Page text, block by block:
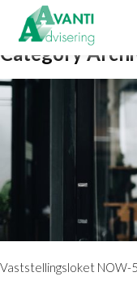
Organisatie
Onze medewerkers
NOAB gecertificeerd
Algemene verordening
Vacatures
Onzediensten
Zoeken
naar:
Category
Vaststellingsloket NOW-